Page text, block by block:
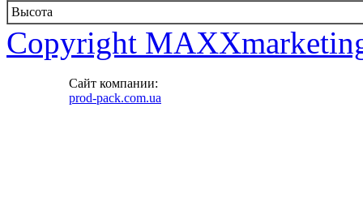
Высота
Copyright
Сайт компании:
prod-pack.com.ua